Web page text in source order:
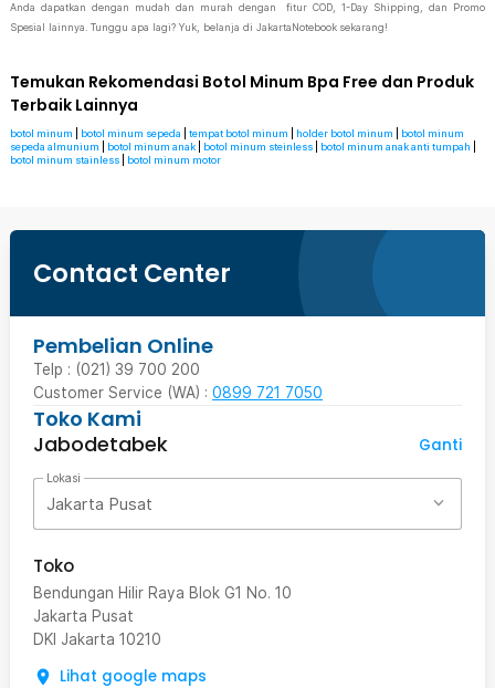
Anda dapatkan dengan mudah dan murah dengan fitur COD, 1-Day Shipping, dan Promo
Spesial lainnya. Tunggu apa lagi? Yuk, belanja di JakartaNotebook sekarang!
Temukan Rekomendasi Botol Minum Bpa Free dan Produk
Terbaik Lainnya
botol minum botol minum sepeda tempat botol minum holder botol minum
botol minum
sepeda almunium
botol minum anak botol minum steinless botol minum anak anti tumpah
botol minum stainless
botol minum motor
Contact Center
Pembelian Online
Telp : (021) 39 700 200
Customer Service (WA) : 0899 721 7050
Toko Kami
Jabodetabek
Ganti
Lokasi
Jakarta Pusat
Toko
Bendungan Hilir Raya Blok G1 No. 10
Jakarta Pusat
DKI Jakarta 10210
Lihat google maps